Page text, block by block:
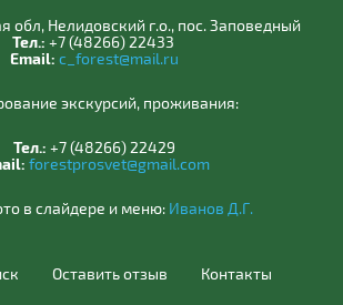
обл, Нелидовский г.о., пос. Заповедный
Тел.: +7 (48266) 22433
Email: c_forest@mail.ru
экскурсий, проживания:
Тел.: +7 (48266) 22429
forestprosvet@gmail.com
в слайдере и меню: Иванов Д.Г.
Оставить отзыв Контакты